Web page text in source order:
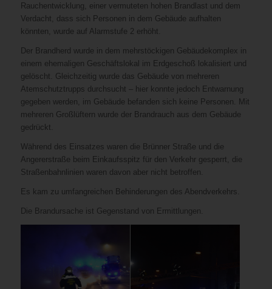
Rauchentwicklung, einer vermuteten hohen Brandlast und dem
Verdacht, dass sich Personen in dem Gebäude aufhalten
könnten, wurde auf Alarmstufe 2 erhöht.
Der Brandherd wurde in dem mehrstöckigen Gebäudekomplex in
einem ehemaligen Geschäftslokal im Erdgeschoß lokalisiert und
gelöscht. Gleichzeitig wurde das Gebäude von mehreren
Atemschutztrupps durchsucht – hier konnte jedoch Entwarnung
gegeben werden, im Gebäude befanden sich keine Personen. Mit
mehreren Großlüftern wurde der Brandrauch aus dem Gebäude
gedrückt.
Während des Einsatzes waren die Brünner Straße und die
Angererstraße beim Einkaufsspitz für den Verkehr gesperrt, die
Straßenbahnlinien waren davon aber nicht betroffen.
Es kam zu umfangreichen Behinderungen des Abendverkehrs.
Die Brandursache ist Gegenstand von Ermittlungen.